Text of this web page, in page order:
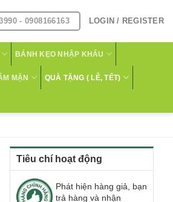
- 0908166163 LOGIN / REGISTER
BÁNH KẸO NHẬP KHẨU
MẶN QUÀ TẶNG ( LỄ, TẾT)
Tiêu chí hoạt động
Phát hiện hàng giả, bạn
trả hàng và nhận